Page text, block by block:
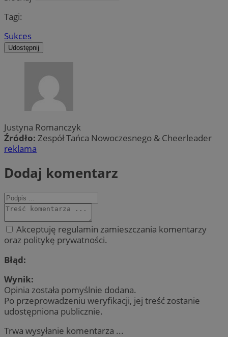
Tagi:
Sukces
Udostępnij
Justyna Romanczyk
Źródło: Zespół Tańca Nowoczesnego & Cheerleader
reklama
Dodaj komentarz
Akceptuję regulamin zamieszczania komentarzy
oraz politykę prywatności.
Błąd:
Wynik:
Opinia została pomyślnie dodana.
Po przeprowadzeniu weryfikacji, jej treść zostanie
udostępniona publicznie.
Trwa wysyłanie komentarza ...